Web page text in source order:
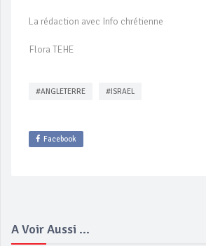
La rédaction avec Info chrétienne
Flora TEHE
#ANGLETERRE #ISRAEL
Facebook
A Voir Aussi ...